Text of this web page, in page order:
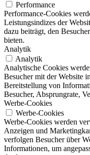
Performance
Performance-Cookies
Leistungsindizes der
dazu beiträgt, den
bieten.
Analytik
Analytik
Analytische Cookies
Besucher mit der Website
Bereitstellung von
Besucher, Absprungrate,
Werbe-Cookies
Werbe-Cookies
Werbe-Cookies werden
Anzeigen und
verfolgen Besucher über
Informationen, um